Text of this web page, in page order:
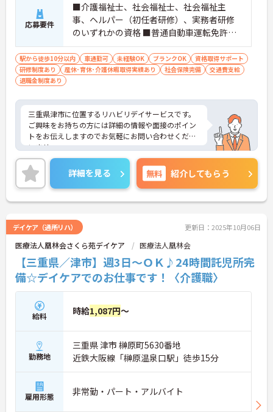
応募要件
■介護福祉士、社会福祉士、社会福祉主
事、ヘルパー（初任者研修）、実務者研修
のいずれかの資格 ■普通自動車運転免許
（ペーパー不可） ■学歴・性別不問 ■現場
未経験・ブランクOK ■土日祝の勤務が可能
な方優遇
駅から徒歩10分以内 車通勤可 未経験OK ブランクOK
資格取得サポート
研修制度あり
産休･育休･介護休暇取得実績あり 社会保険完備
交通費支給
退職金制度あり
三重県津市に位置するリハビリデイサービスです。
ご興味をお持ちの方には詳細の情報や面接のポイン
トをお伝えしますのでお気軽にお問い合わせくださ
いませ。
詳細を見る 無料 紹介してもらう
デイケア（通所リハ） 更新日：2025年10月06日
医療法人凰林会さくら苑デイケア 医療法人凰林会
【三重県／津市】週3日～ＯＫ♪24時間託児所完
備☆デイケアでのお仕事です！〈介護職〉
給料 時給1,087円～
勤務地
三重県 津市 榊原町5630番地
近鉄大阪線「榊原温泉口駅」徒歩15分
雇用形態 非常勤・パート・アルバイト